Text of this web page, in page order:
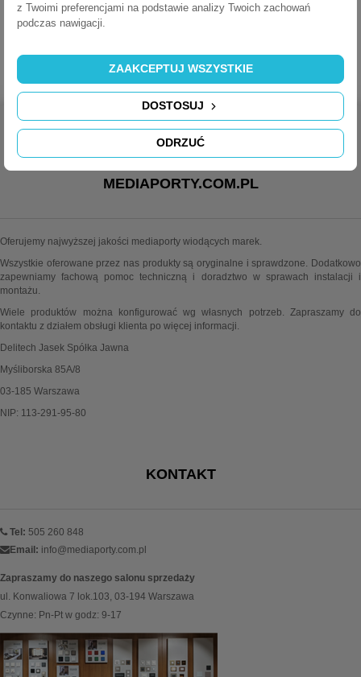
POBIERZ (390.34K)
MEDIAPORTY.COM.PL
Oferujemy najwyższej jakości mediaporty wiodących marek.
Wszystkie oferowane przez nas produkty są oryginalne i sprawdzone. Dodatkowo
zapewniamy fachową pomoc techniczną i doradztwo w sprawach instalacji i
montażu.
Wiele produktów można konfigurować wg własnych potrzeb. Zapraszamy do
kontaktu z działem obsługi klienta po więcej informacji.
Delitech Jasek Spółka Jawna
Myśliborska 85A/8
03-185 Warszawa
NIP: 113-291-95-80
KONTAKT
Tel: 505 260 848
Email: info@mediaporty.com.pl
Zapraszamy do naszego salonu sprzedaży
ul. Konwaliowa 7 lok.103, 03-194 Warszawa
Czynne: Pn-Pt w godz: 9-17
z Twoimi preferencjami na podstawie analizy Twoich zachowań
podczas nawigacji.
ODRZUĆ
DOSTOSUJ
ZAAKCEPTUJ WSZYSTKIE